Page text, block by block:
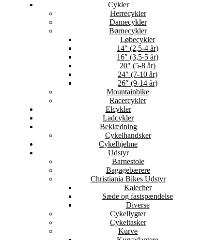
Cykler
Herrecykler
Damecykler
Børnecykler
Løbecykler
14″ (2,5-4 år)
16″ (3,5-5 år)
20″ (5-8 år)
24″ (7-10 år)
26″ (9-14 år)
Mountainbike
Racercykler
Elcykler
Ladcykler
Beklædning
Cykelhandsker
Cykelhjelme
Udstyr
Barnestole
Bagagebærere
Christiania Bikes Udstyr
Kalecher
Sæde og fastspændelse
Diverse
Cykellygter
Cykeltasker
Kurve